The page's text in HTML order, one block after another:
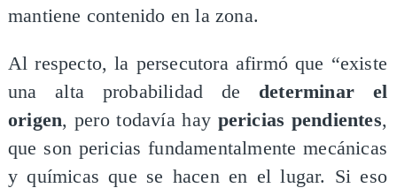
mantiene contenido en la zona.
Al respecto, la persecutora afirmó que “existe
una alta probabilidad de determinar el
origen, pero todavía hay pericias pendientes,
que son pericias fundamentalmente mecánicas
y químicas que se hacen en el lugar. Si eso